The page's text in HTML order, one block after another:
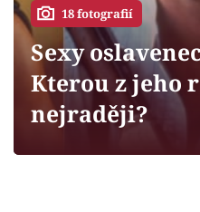
Sledujte prima+
Filmový festival
18 fotografií
Sexy
Kterou z jeho
nejraději?